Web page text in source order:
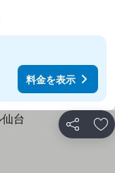
料金を表示
シェア お